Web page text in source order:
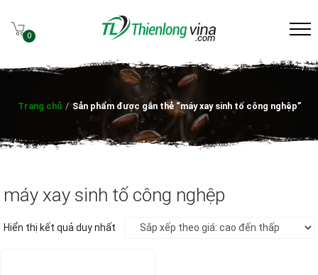
0
Trang chủ / Sản phẩm được gắn thẻ “máy xay sinh tố công nghệp”
máy xay sinh tố công nghệp
Hiển thị kết quả duy nhất